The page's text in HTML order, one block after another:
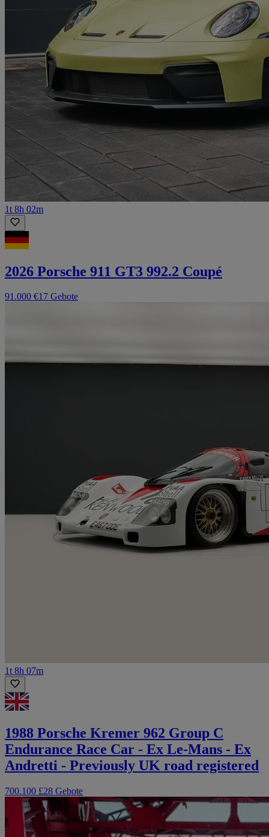
1t 8h 02m
2026 Porsche 911 GT3 992.2 Coupé
91.000 €17 Gebote
1t 8h 07m
1988 Porsche Kremer 962 Group C
Endurance Race Car - Ex Le-Mans - Ex
Andretti - Previously UK road registered
700.100 £28 Gebote